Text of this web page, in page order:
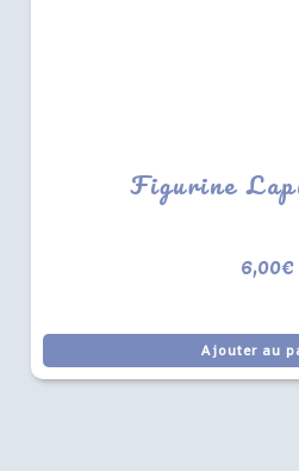
Figurine
6,00€
Ajouter au